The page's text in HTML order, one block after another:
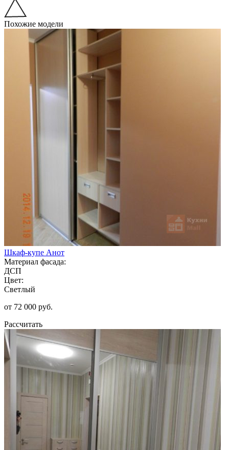
Похожие модели
Шкаф-купе Анот
Материал фасада:
ДСП
Цвет:
Светлый
от 72 000 руб.
Рассчитать